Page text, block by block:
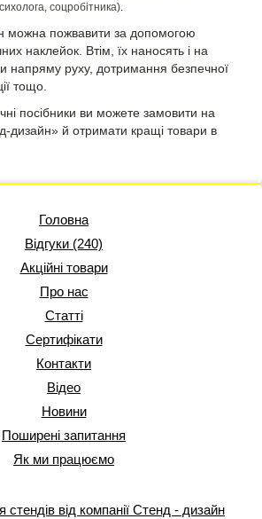
соцробітника).
можна пожвавити за допомогою
наклейок. Втім, їх наносять і на
напряму руху, дотримання безпечної
тощо.
посібники ви можете замовити на
дизайн» й отримати кращі товари в
Головна
Відгуки (240)
Акційні товари
Про нас
Статті
Сертифікати
Контакти
Відео
Новини
Поширені запитання
Як ми працюємо
стендів від компанії Стенд - дизайн